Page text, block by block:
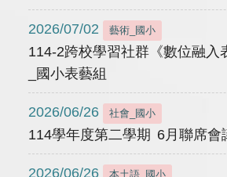
2026/07/02 藝術_國小
114-2跨校學習社群《數位融入
_國小表藝組
2026/06/26 社會_國小
114學年度第二學期 6月聯席會
2026/06/26